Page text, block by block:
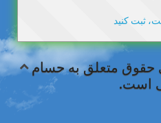
ثبت کنید
تمامی حقوق متعلق به حسام
است.